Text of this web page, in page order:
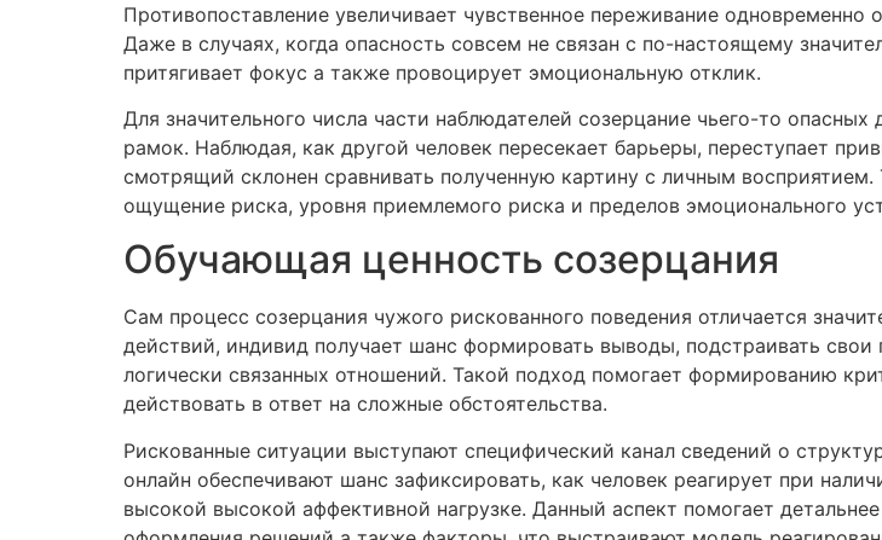
Противопоставление увеличивает чувственное переживание
Даже в случаях, когда опасность совсем не связан с по-настоящему
притягивает фокус а также провоцирует эмоциональную отклик.
Для значительного числа части наблюдателей созерцание чьего-то
рамок. Наблюдая, как другой человек пересекает барьеры, переступает
смотрящий склонен сравнивать полученную картину с личным
ощущение риска, уровня приемлемого риска и пределов эмоционального
Обучающая ценность созерцания
Сам процесс созерцания чужого рискованного поведения отличается
действий, индивид получает шанс формировать выводы, подстраивать
логически связанных отношений. Такой подход помогает формированию
действовать в ответ на сложные обстоятельства.
Рискованные ситуации выступают специфический канал сведений о
онлайн обеспечивают шанс зафиксировать, как человек реагирует при
высокой высокой аффективной нагрузке. Данный аспект помогает